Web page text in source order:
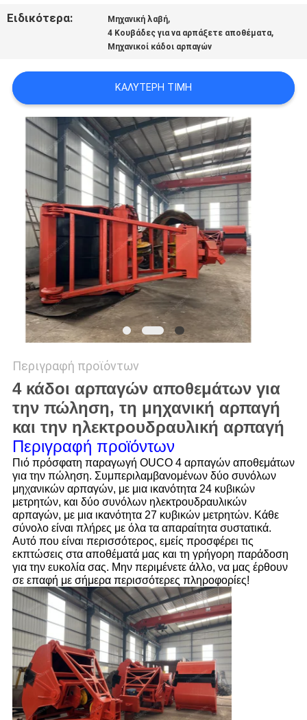
ΥΠΟΘΈΣΕΙΣ
US
SITEMAP
ΠΟΛΙΤΙΚΉ
ΑΠΟΡΡΉΤΟΥ
Ειδικότερα: Μηχανική λαβή,
4 Κουβάδες για να αρπάξετε αποθέματα,
Μηχανικοί κάδοι αρπαγών
ΚΑΛΎΤΕΡΗ ΤΙΜΉ
Περιγραφή προϊόντων
4 κάδοι αρπαγών αποθεμάτων για
την πώληση, τη μηχανική αρπαγή
και την ηλεκτρουδραυλική αρπαγή
Περιγραφή προϊόντων
Πιό πρόσφατη παραγωγή OUCO 4 αρπαγών αποθεμάτων
για την πώληση. Συμπεριλαμβανομένων δύο συνόλων
μηχανικών αρπαγών, με μια ικανότητα 24 κυβικών
μετρητών, και δύο συνόλων ηλεκτρουδραυλικών
αρπαγών, με μια ικανότητα 27 κυβικών μετρητών. Κάθε
σύνολο είναι πλήρες με όλα τα απαραίτητα συστατικά.
Αυτό που είναι περισσότερος, εμείς προσφέρει τις
εκπτώσεις στα αποθέματά μας και τη γρήγορη παράδοση
για την ευκολία σας. Μην περιμένετε άλλο, να μας έρθουν
σε επαφή με σήμερα περισσότερες πληροφορίες!